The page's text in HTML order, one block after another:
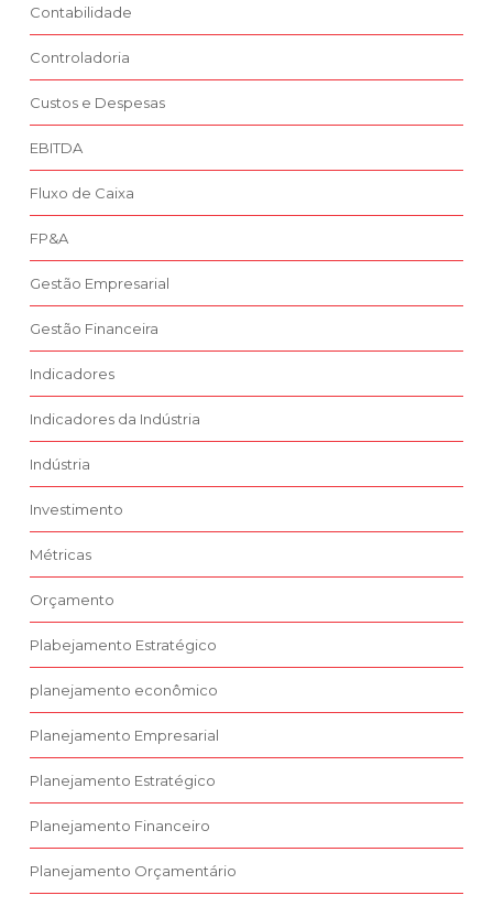
Contabilidade
Controladoria
Custos e Despesas
EBITDA
Fluxo de Caixa
FP&A
Gestão Empresarial
Gestão Financeira
Indicadores
Indicadores da Indústria
Indústria
Investimento
Métricas
Orçamento
Plabejamento Estratégico
planejamento econômico
Planejamento Empresarial
Planejamento Estratégico
Planejamento Financeiro
Planejamento Orçamentário